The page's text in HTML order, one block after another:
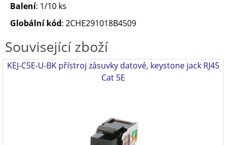
Balení: 1/10 ks
Globální kód: 2CHE291018B4509
Související zboží
KEJ-C5E-U-BK přístroj zásuvky datové, keystone jack RJ45
Cat 5E